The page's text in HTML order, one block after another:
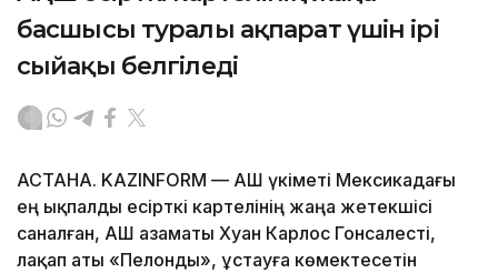
басшысы туралы ақпарат үшін ірі
сыйақы белгіледі
АСТАНА. KAZINFORM — АҚШ үкіметі Мексикадағы
ең ықпалды есірткі картелінің жаңа жетекшісі
саналған, АҚШ азаматы Хуан Карлос Гонсалесті,
лақап аты «Пелонды», ұстауға көмектесетін